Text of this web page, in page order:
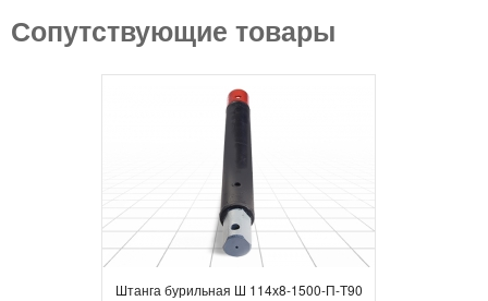
Сопутствующие товары
Штанга бурильная Ш 114х8-1500-П-Т90